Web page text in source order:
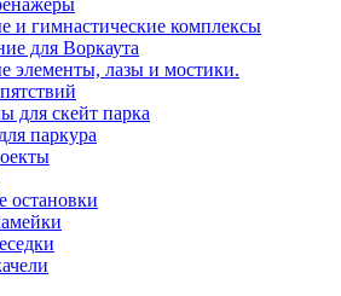
и гимнастические комплексы
для Воркаута
элементы, лазы и мостики.
для скейт парка
паркура
остановки